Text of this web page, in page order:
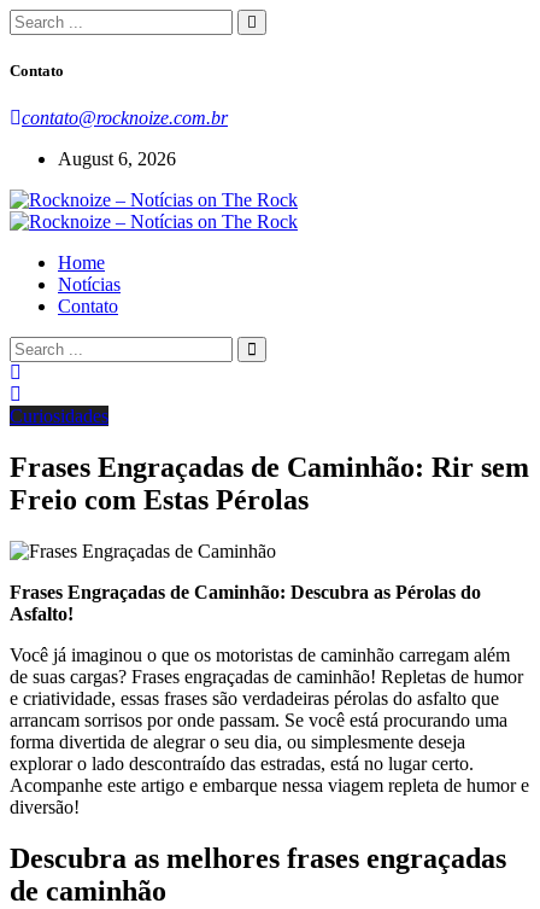
Contato
contato@rocknoize.com.br
August 6, 2026
Home
Notícias
Contato
Curiosidades
Frases Engraçadas de Caminhão: Rir sem
Freio com Estas Pérolas
Frases Engraçadas de Caminhão: Descubra as Pérolas do
Asfalto!
Você já imaginou o que os motoristas de caminhão carregam além
de suas cargas? Frases engraçadas de caminhão! Repletas de humor
e criatividade, essas frases são verdadeiras pérolas do asfalto que
arrancam sorrisos por onde passam. Se você está procurando uma
forma divertida de alegrar o seu dia, ou simplesmente deseja
explorar o lado descontraído das estradas, está no lugar certo.
Acompanhe este artigo e embarque nessa viagem repleta de humor e
diversão!
Descubra as melhores frases engraçadas
de caminhão